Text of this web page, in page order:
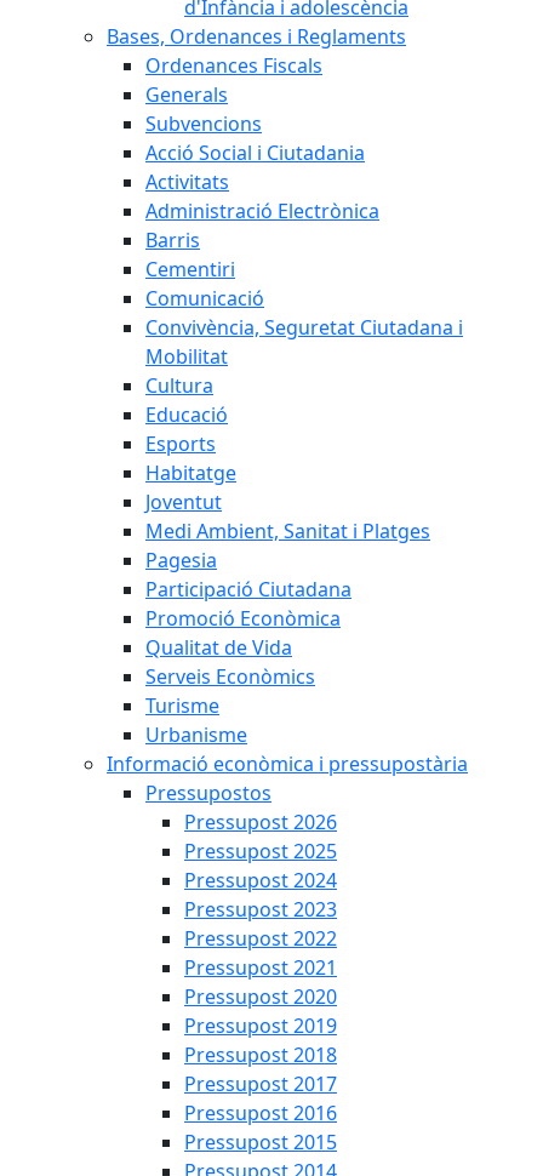
d'Infància i adolescència
Bases, Ordenances i Reglaments
Ordenances Fiscals
Generals
Subvencions
Acció Social i Ciutadania
Activitats
Administració Electrònica
Barris
Cementiri
Comunicació
Convivència, Seguretat Ciutadana i
Mobilitat
Cultura
Educació
Esports
Habitatge
Joventut
Medi Ambient, Sanitat i Platges
Pagesia
Participació Ciutadana
Promoció Econòmica
Qualitat de Vida
Serveis Econòmics
Turisme
Urbanisme
Informació econòmica i pressupostària
Pressupostos
Pressupost 2026
Pressupost 2025
Pressupost 2024
Pressupost 2023
Pressupost 2022
Pressupost 2021
Pressupost 2020
Pressupost 2019
Pressupost 2018
Pressupost 2017
Pressupost 2016
Pressupost 2015